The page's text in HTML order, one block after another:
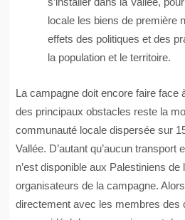
locale les biens de première
effets des politiques et des
la population et le territoire.
La campagne doit encore faire face
des principaux obstacles reste la
communauté locale dispersée sur
Vallée. D’autant qu’aucun transport
n’est disponible aux Palestiniens de
organisateurs de la campagne.
directement avec les membres des